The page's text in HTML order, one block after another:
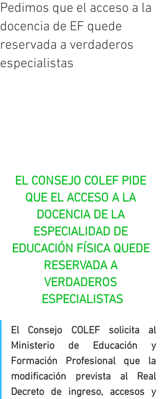
Pedimos que el acceso a la
docencia de EF quede
reservada a verdaderos
especialistas
EL CONSEJO COLEF PIDE
QUE EL ACCESO A LA
DOCENCIA DE LA
ESPECIALIDAD DE
EDUCACIÓN FÍSICA QUEDE
RESERVADA A
VERDADEROS
ESPECIALISTAS
El Consejo COLEF solicita al
Ministerio de Educación y
Formación Profesional que la
modificación prevista al Real
Decreto de ingreso, accesos y